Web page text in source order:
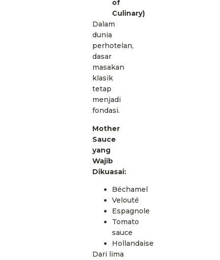
of
Culinary)
Dalam
dunia
perhotelan,
dasar
masakan
klasik
tetap
menjadi
fondasi.
Mother
Sauce
yang
Wajib
Dikuasai:
Béchamel
Velouté
Espagnole
Tomato
sauce
Hollandaise
Dari lima